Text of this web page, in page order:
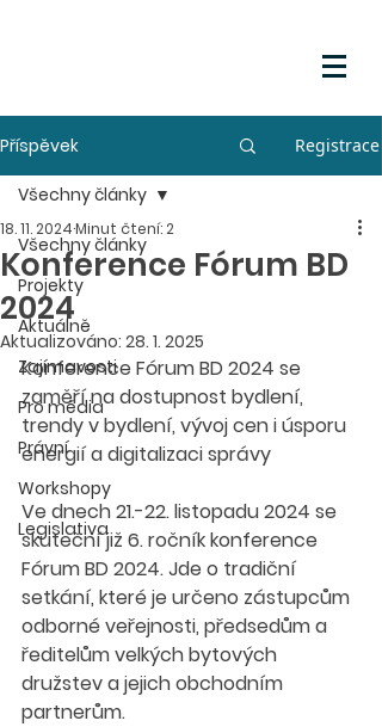
Příspěvek Registrace
Všechny články
Projekty
Aktuálně
Zajímavosti
Pro média
Právní
Workshopy
Legislativa
Všechny články
Konference Fórum BD
2024
18. 11. 2024Minut čtení: 2
Aktualizováno: 28. 1. 2025
Konference Fórum BD 2024 se
zaměří na dostupnost bydlení,
trendy v bydlení, vývoj cen i úsporu
energií a digitalizaci správy
Ve dnech 21.-22. listopadu 2024 se
skuteční již 6. ročník konference
Fórum BD 2024. Jde o tradiční
setkání, které je určeno zástupcům
odborné veřejnosti, předsedům a
ředitelům velkých bytových
družstev a jejich obchodním
partnerům.